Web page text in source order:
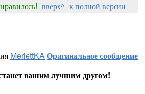
вверх^ к полной версии
MerlettKAОригинальное сообщение
вашим лучшим другом!